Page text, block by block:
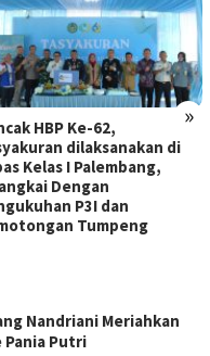
»
HBP Ke-62,
dilaksanakan di
Kelas I Palembang,
Dengan
P3I dan
Tumpeng
Nandriani Meriahkan
Pania Putri